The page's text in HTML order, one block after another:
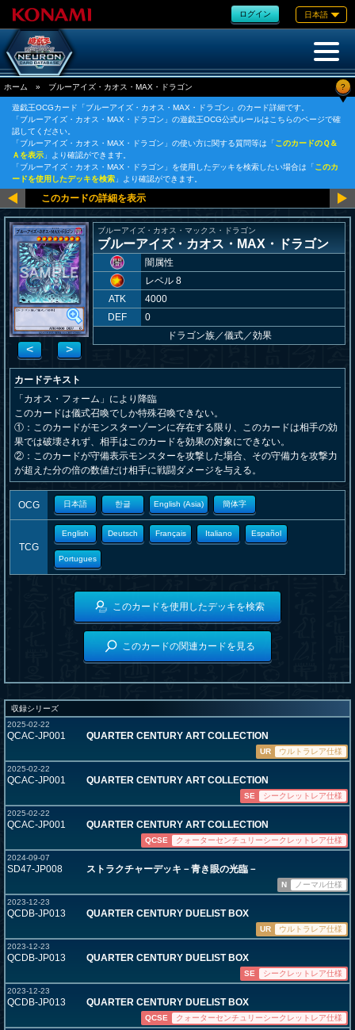
ログイン 日本語
ホーム » ブルーアイズ・カオス・MAX・ドラゴン ?
遊戯王OCGカード「ブルーアイズ・カオス・MAX・ドラゴン」のカード詳細です。
「ブルーアイズ・カオス・MAX・ドラゴン」の遊戯王OCG公式ルールはこちらのページで確
認してください。
「ブルーアイズ・カオス・MAX・ドラゴン」の使い方に関する質問等は「このカードのＱ＆
Ａを表示 」より確認ができます。
「ブルーアイズ・カオス・MAX・ドラゴン」を使用したデッキを検索したい場合は「このカ
ードを使用したデッキを検索 」より確認ができます。
< >
ブルーアイズ・カオス・マックス・ドラゴン
ブルーアイズ・カオス・MAX・ドラゴン
闇属性
レベル 8
ATK
4000
DEF
0
ドラゴン族／儀式／効果
カードテキスト
「カオス・フォーム」により降臨
このカードは儀式召喚でしか特殊召喚できない。
①：このカードがモンスターゾーンに存在する限り、このカードは相手の効
果では破壊されず、相手はこのカードを効果の対象にできない。
②：このカードが守備表示モンスターを攻撃した場合、その守備力を攻撃力
が超えた分の倍の数値だけ相手に戦闘ダメージを与える。
OCG 日本語 한글 English (Asia) 簡体字
TCG
English Deutsch Français Italiano Español
Portugues
このカードを使用したデッキを検索
このカードの関連カードを見る
収録シリーズ
2025-02-22
QCAC-JP001 QUARTER CENTURY ART COLLECTION
UR
ウルトラレア仕様
2025-02-22
QCAC-JP001 QUARTER CENTURY ART COLLECTION
SE
シークレットレア仕様
2025-02-22
QCAC-JP001 QUARTER CENTURY ART COLLECTION
QCSE
クォーターセンチュリーシークレットレア仕様
2024-09-07
SD47-JP008 ストラクチャーデッキ－青き眼の光臨－
N
ノーマル仕様
2023-12-23
QCDB-JP013 QUARTER CENTURY DUELIST BOX
UR
ウルトラレア仕様
2023-12-23
QCDB-JP013 QUARTER CENTURY DUELIST BOX
SE
シークレットレア仕様
2023-12-23
QCDB-JP013 QUARTER CENTURY DUELIST BOX
QCSE
クォーターセンチュリーシークレットレア仕様